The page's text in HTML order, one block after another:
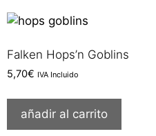
Falken Hops’n Goblins
5,70€ IVA Incluido
añadir al carrito